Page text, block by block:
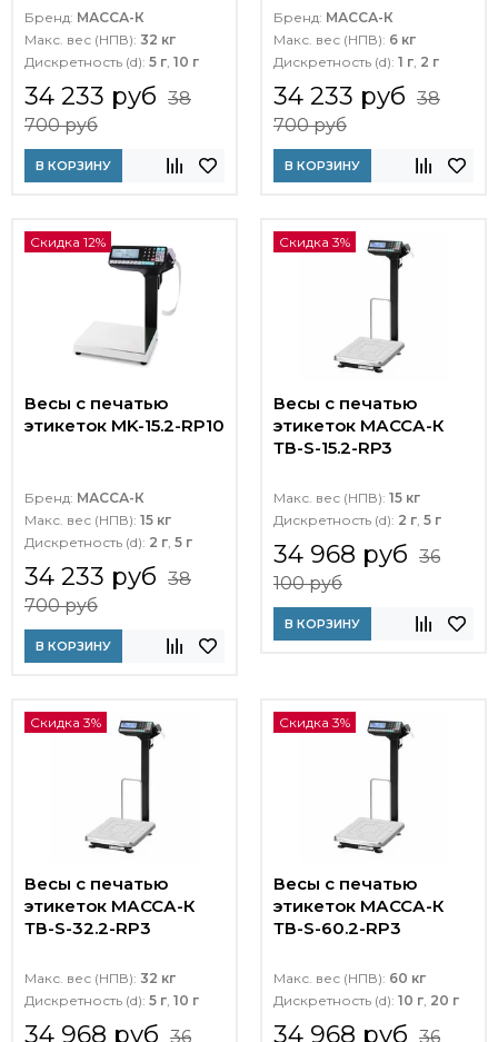
Бренд: МАССА-К
Макс. вес (НПВ): 32 кг
Дискретность (d): 5 г, 10 г
34 233 руб 38
700 руб
В КОРЗИНУ
Бренд: МАССА-К
Макс. вес (НПВ): 6 кг
Дискретность (d): 1 г, 2 г
34 233 руб 38
700 руб
В КОРЗИНУ
Скидка 12%
Весы с печатью
этикеток MK-15.2-RP10
Бренд: МАССА-К
Макс. вес (НПВ): 15 кг
Дискретность (d): 2 г, 5 г
34 233 руб 38
700 руб
В КОРЗИНУ
Скидка 3%
Весы с печатью
этикеток МАССА-К
ТВ-S-15.2-RР3
Макс. вес (НПВ): 15 кг
Дискретность (d): 2 г, 5 г
34 968 руб 36
100 руб
В КОРЗИНУ
Скидка 3%
Весы с печатью
этикеток МАССА-К
ТВ-S-32.2-RP3
Макс. вес (НПВ): 32 кг
Дискретность (d): 5 г, 10 г
34 968 руб 36
Скидка 3%
Весы с печатью
этикеток МАССА-К
ТВ-S-60.2-RP3
Макс. вес (НПВ): 60 кг
Дискретность (d): 10 г, 20 г
34 968 руб 36